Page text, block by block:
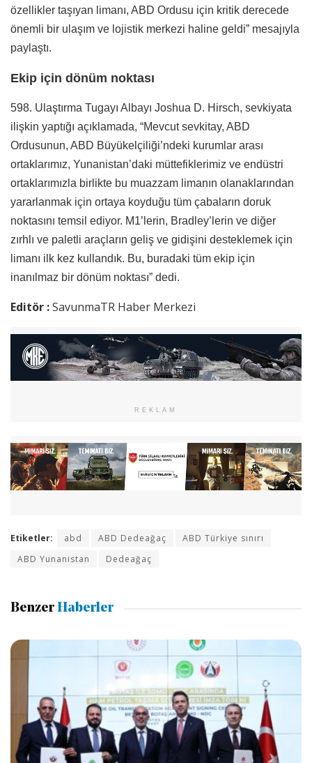
özellikler taşıyan limanı, ABD Ordusu için kritik derecede
önemli bir ulaşım ve lojistik merkezi haline geldi” mesajıyla
paylaştı.
Ekip için dönüm noktası
598. Ulaştırma Tugayı Albayı Joshua D. Hirsch, sevkiyata
ilişkin yaptığı açıklamada, “Mevcut sevkitay, ABD
Ordusunun, ABD Büyükelçiliği’ndeki kurumlar arası
ortaklarımız, Yunanistan’daki müttefiklerimiz ve endüstri
ortaklarımızla birlikte bu muazzam limanın olanaklarından
yararlanmak için ortaya koyduğu tüm çabaların doruk
noktasını temsil ediyor. M1’lerin, Bradley’lerin ve diğer
zırhlı ve paletli araçların geliş ve gidişini desteklemek için
limanı ilk kez kullandık. Bu, buradaki tüm ekip için
inanılmaz bir dönüm noktası” dedi.
Editör :SavunmaTR Haber Merkezi
REKLAM
Etiketler: abd ABD Dedeağaç
ABD Türkiye sınırı
ABD Yunanistan
Dedeağaç
Benzer Haberler